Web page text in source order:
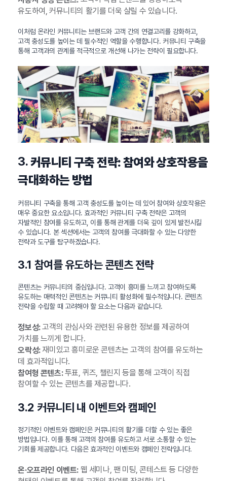
유도하여, 커뮤니티의 활기를 더욱 살릴 수 있습니다.
이처럼 온라인 커뮤니티는 브랜드와 고객 간의 연결고리를 강화하고,
고객 충성도를 높이는 데 필수적인 역할을 수행합니다. 커뮤니티 구축을
통해 고객과의 관계를 적극적으로 개선해 나가는 전략이 필요합니다.
3.커뮤니티 구축 전략: 참여와 상호작용을
극대화하는 방법
커뮤니티 구축을 통해 고객 충성도를 높이는 데 있어 참여와 상호작용은
매우 중요한 요소입니다. 효과적인 커뮤니티 구축 전략은 고객의
자발적인 참여를 유도하고, 이를 통해 관계를 더욱 깊이 있게 발전시킬
수 있습니다. 본 섹션에서는 고객의 참여를 극대화할 수 있는 다양한
전략과 도구를 탐구하겠습니다.
3.1 참여를 유도하는 콘텐츠 전략
콘텐츠는 커뮤니티의 중심입니다. 고객이 흥미를 느끼고 참여하도록
유도하는 매력적인 콘텐츠는 커뮤니티 활성화에 필수적입니다. 콘텐츠
전략을 수립할 때 고려해야 할 요소는 다음과 같습니다.
정보성:고객의 관심사와 관련된 유용한 정보를 제공하여
가치를 느끼게 합니다.
오락성:재미있고 흥미로운 콘텐츠는 고객의 참여를 유도하는
데 효과적입니다.
참여형 콘텐츠:투표, 퀴즈, 챌린지 등을 통해 고객이 직접
참여할 수 있는 콘텐츠를 제공합니다.
3.2 커뮤니티 내 이벤트와 캠페인
정기적인 이벤트와 캠페인은 커뮤니티의 활기를 더할 수 있는 좋은
방법입니다. 이를 통해 고객의 참여를 유도하고 서로 소통할 수 있는
기회를 제공합니다. 다음은 효과적인 이벤트와 캠페인 전략입니다.
온·오프라인 이벤트:웹 세미나, 팬 미팅, 콘테스트 등 다양한